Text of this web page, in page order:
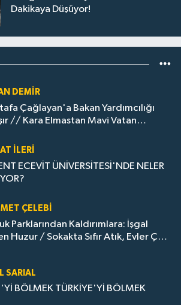
Dakikaya Düşüyor!
DEMIR
Çağlayan'a Bakan Yardımcılığı
// ​Kara Elmastan Mavi Vatan
İLERI
ECEVİT ÜNİVERSİTESİ'NDE NELER
ÇELEBI
Parklarından Kaldırımlara: İşgal
Huzur / Sokakta Sıfır Atık, Evler Çöp
SARIAL
BÖLMEK TÜRKİYE'Yİ BÖLMEK